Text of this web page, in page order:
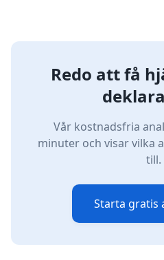
Redo att få
Vår kostnadsfria
minuter och visar vilka
till.
Starta gratis